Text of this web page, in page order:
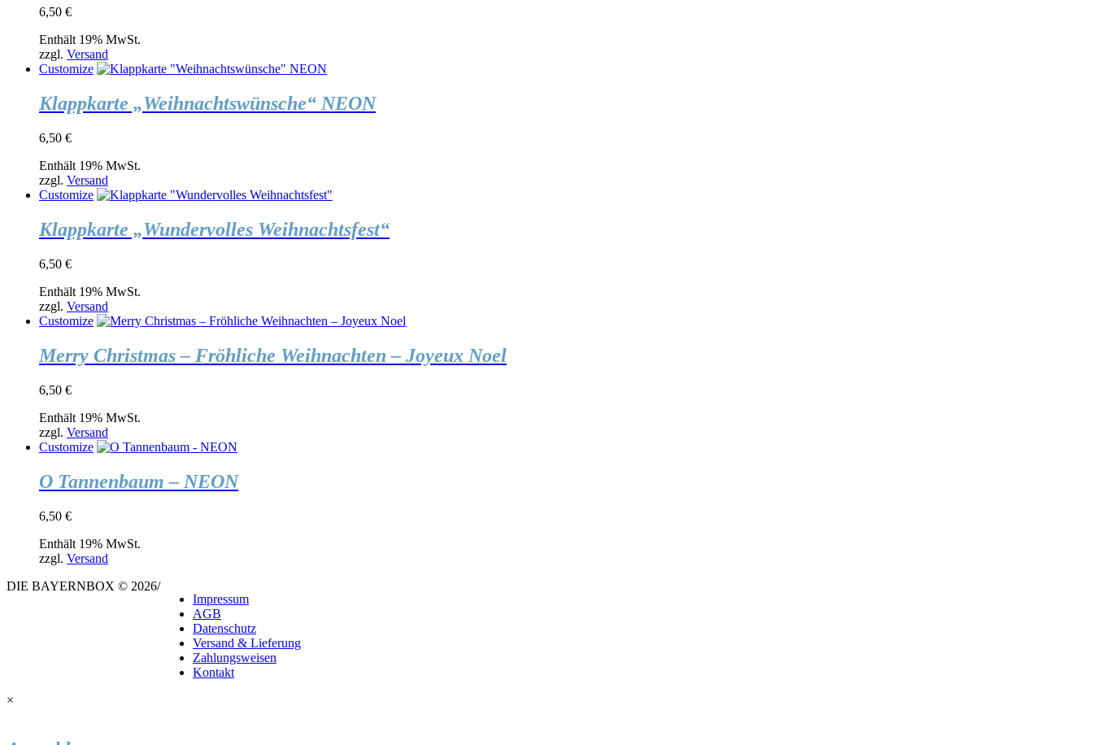
6,50 €
Enthält 19% MwSt.
zzgl. Versand
Customize
Klappkarte „Weihnachtswünsche“ NEON
6,50 €
Enthält 19% MwSt.
zzgl. Versand
Customize
Klappkarte „Wundervolles Weihnachtsfest“
6,50 €
Enthält 19% MwSt.
zzgl. Versand
Customize
Merry Christmas – Fröhliche Weihnachten – Joyeux Noel
6,50 €
Enthält 19% MwSt.
zzgl. Versand
Customize
O Tannenbaum – NEON
6,50 €
Enthält 19% MwSt.
zzgl. Versand
DIE BAYERNBOX © 2026/
Impressum
AGB
Datenschutz
Versand & Lieferung
Zahlungsweisen
Kontakt
×